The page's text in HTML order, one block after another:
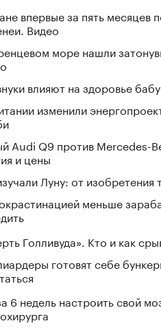
впервые за пять месяцев
Видео
море нашли
влияют на здоровье
изменили
Audi Q9 против Mercedes-
и цены
Луну: от
меньше
Голливуда». Кто и как
готовят себе
6 недель настроить свой